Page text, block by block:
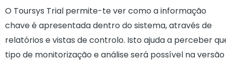
O Toursys Trial permite-te ver como a informação
chave é apresentada dentro do sistema, através de
relatórios e vistas de controlo. Isto ajuda a perceber
tipo de monitorização e análise será possível na versão